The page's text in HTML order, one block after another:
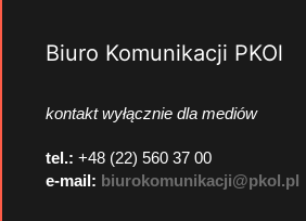
Biuro Komunikacji PKOl
kontakt wyłącznie dla mediów
tel.: +48 (22) 560 37 00
e-mail: biurokomunikacji@pkol.pl